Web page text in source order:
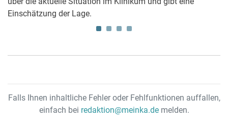
Einschätzung der Lage.
Falls Ihnen inhaltliche Fehler oder Fehlfunktionen auffallen,
einfach bei redaktion@meinka.demelden.